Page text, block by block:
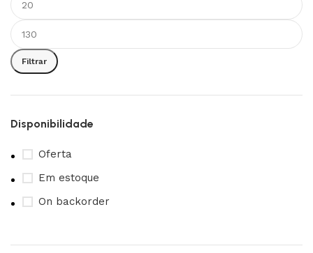
Filtrar
Disponibilidade
Oferta
Em estoque
On backorder